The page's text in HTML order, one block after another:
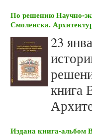
По решению Научно-
Смоленска.
23
книга
Издана книга-альбом